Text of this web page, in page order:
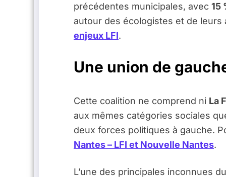
précédentes municipales, avec 15
autour des écologistes et de
enjeux LFI.
Une union de
Cette coalition ne comprend ni La
aux mêmes catégories sociales
deux forces politiques à gauche.
Nantes – LFI et Nouvelle Nantes.
L’une des principales inconnues